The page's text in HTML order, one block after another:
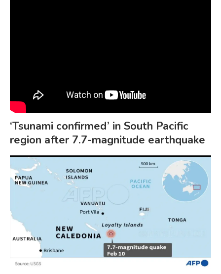
‘Tsunami confirmed’ in South Pacific
region after 7.7-magnitude earthquake